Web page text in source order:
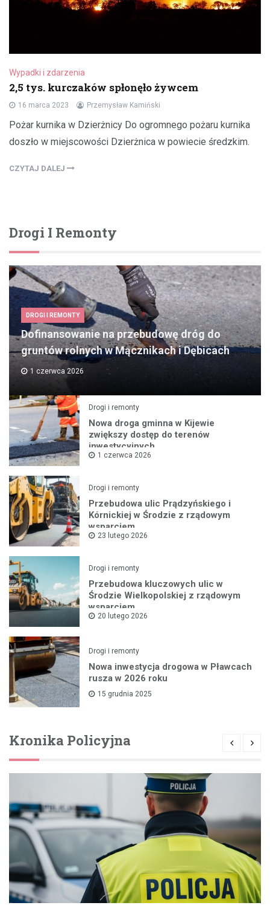
Wypadki i zdarzenia
2,5 tys. kurczaków spłonęło żywcem
16 marca 2023 Przemysław Kamiński
Pożar kurnika w Dzierżnicy Do ogromnego pożaru kurnika
doszło w miejscowości Dzierżnica w powiecie średzkim.
CZYTAJ DALEJ
Drogi I Remonty
DROGI I REMONTY
Dofinansowanie na przebudowę dróg do
gruntów rolnych w Mącznikach i Dębicach
1 czerwca 2026
Drogi i remonty
Nowa droga gminna w Kijewie
zwiększy dostęp do terenów
inwestycyjnych
1 czerwca 2026
Drogi i remonty
Przebudowa ulic Prądzyńskiego i
Kórnickiej w Środzie z rządowym
wsparciem
23 lutego 2026
Drogi i remonty
Przebudowa kluczowych ulic w
Środzie Wielkopolskiej z rządowym
wsparciem
20 lutego 2026
Drogi i remonty
Nowa inwestycja drogowa w Pławcach
rusza w 2026 roku
15 grudnia 2025
Kronika Policyjna